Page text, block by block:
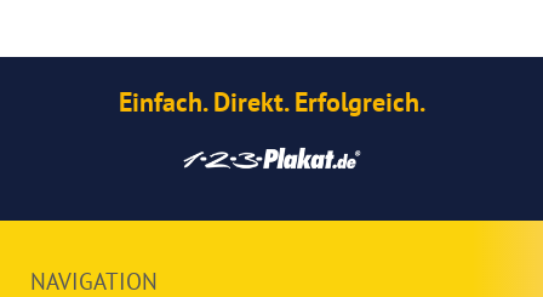
Einfach. Direkt. Erfolgreich.
NAVIGATION